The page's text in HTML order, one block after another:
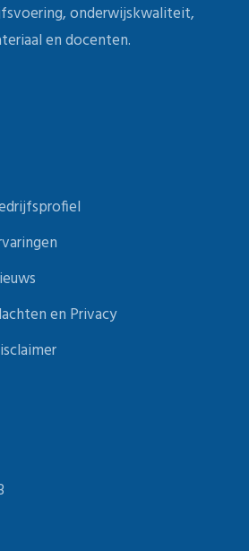
onderwijskwaliteit,
en docenten.
en Privacy